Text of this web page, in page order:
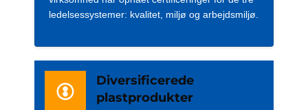
ledelsessystemer: kvalitet, miljø og arbejdsmiljø.
Diversificerede
plastprodukter